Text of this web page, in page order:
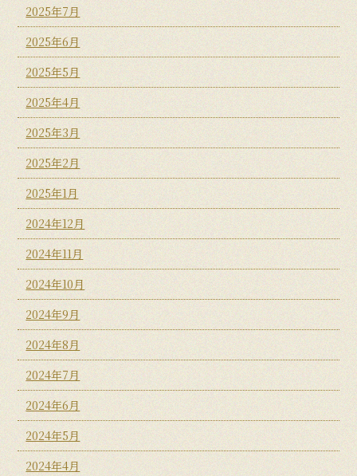
2025年7月
2025年6月
2025年5月
2025年4月
2025年3月
2025年2月
2025年1月
2024年12月
2024年11月
2024年10月
2024年9月
2024年8月
2024年7月
2024年6月
2024年5月
2024年4月